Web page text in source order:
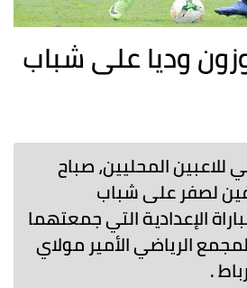
وديا على شباب
للاعبين المحليين، صباح
لصفر على شباب
الإعدادية التي جمعتهما
الرياضي الأمير مولاي
.